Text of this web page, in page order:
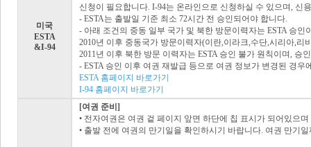
미국
ESTA
&I-94
신청이 필요합니다. I-94는 온라인으로 신청하실 수 있으며, 신
- ESTA는 출발일 기준 최소 72시간 전 승인되어야 합니다.
- 아래 조건의 중동 일부 국가 및 북한 방문이력자는 ESTA 승
2010년 이후 중동국가 방문이력자(이란,이라크,수단,시리아,리
2011년 이후 북한 방문 이력자는 ESTA 승인 불가 원칙이며, 승
- ESTA 승인 이후 여권 재발급 등으로 여권 정보가 변경된 경우
ESTA 홈페이지 바로가기
I-94 홈페이지 바로가기
[여권 준비]
• 전자여권은 여권 겉 페이지 앞면 하단에 칩 표시가 되어있으
• 출발 전에 여권의 만기일을 확인하시기 바랍니다. 여권 만기